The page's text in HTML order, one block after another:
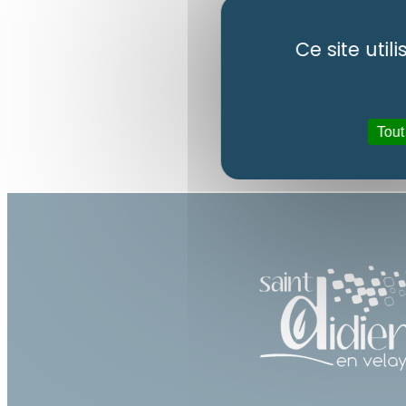
Ce site